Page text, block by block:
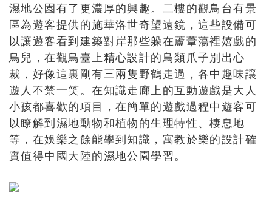
濕地公園有了更濃厚的興趣。二樓的觀鳥台有景
區為遊客提供的施華洛世奇望遠鏡，這些設備可
以讓遊客看到建築對岸那些躲在蘆葦蕩裡嬉戲的
鳥兒，在觀鳥臺上精心設計的鳥類爪子別出心
裁，好像這裏剛有三兩隻野鶴走過，各中趣味讓
遊人不禁一笑。在知識走廊上的互動遊戲是大人
小孩都喜歡的項目，在簡單的遊戲過程中遊客可
以瞭解到濕地動物和植物的生理特性、棲息地
等，在娛樂之餘能學到知識，寓教於樂的設計確
實值得中國大陸的濕地公園學習。